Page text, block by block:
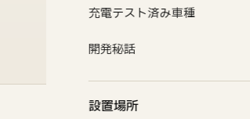
充電テスト済み車種
開発秘話
設置場所